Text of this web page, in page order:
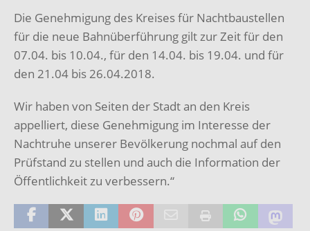
Die Genehmigung des Kreises für Nachtbaustellen
für die neue Bahnüberführung gilt zur Zeit für den
07.04. bis 10.04., für den 14.04. bis 19.04. und für
den 21.04 bis 26.04.2018.
Wir haben von Seiten der Stadt an den Kreis
appelliert, diese Genehmigung im Interesse der
Nachtruhe unserer Bevölkerung nochmal auf den
Prüfstand zu stellen und auch die Information der
Öffentlichkeit zu verbessern.“